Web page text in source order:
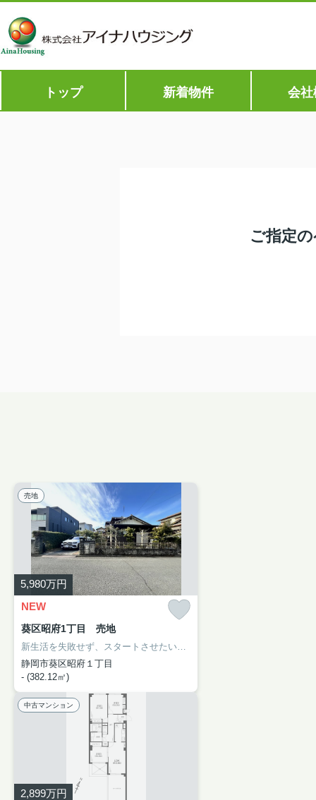
トップ 新着物件 会
ご指定
売地
5,980万円
NEW
葵区昭府1丁目 売地
新生活を失敗せず、スタートさせたいならこちらの「葵区昭府1丁目 売地」はいかがでしょうか。日々の暮らしに便利なEvery BIGDAY(エブリィ ビッグデー) 昭府店(スーパー)まで383mです。周辺環境も良好なエリアにある売地です。静岡市葵区で土地をお探しなら、アイナハウジングにお任せください。
静岡市葵区昭府１丁目
- (382.12㎡)
中古マンション
2,899万円